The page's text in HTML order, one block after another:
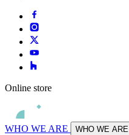
Online store
WHO WE ARE WHO WE ARE